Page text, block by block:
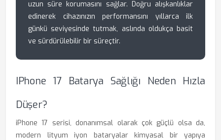
uzun süre korumasını sağlar. Doğru alışkanlıklar
edinerek cihazınızın performansını yıllarca ilk
günkü seviyesinde tutmak, aslında oldukça basit
ve sürdürülebilir bir süreçtir.
IPhone 17 Batarya Sağlığı Neden Hızla
Düşer?
iPhone 17 serisi, donanımsal olarak çok güçlü olsa da,
modern lityum iyon bataryalar kimyasal bir yapıya